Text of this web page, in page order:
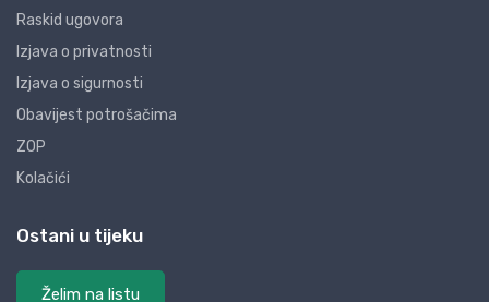
Raskid ugovora
Izjava o privatnosti
Izjava o sigurnosti
Obavijest potrošačima
ZOP
Kolačići
Ostani u tijeku
Želim na listu